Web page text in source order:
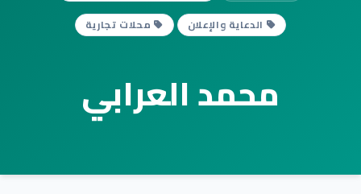
الدعاية والإعلان
محلات تجارية
محمد العرابي